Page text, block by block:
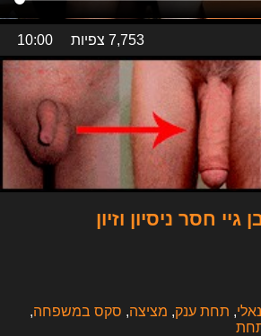
10:00 7,753 צפיות
חסר ניסיון וזיון
, תחת ענק, מציצה, סקס במשפחה,
תחת